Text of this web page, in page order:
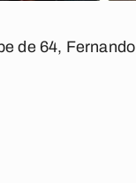
de 64, Fernando